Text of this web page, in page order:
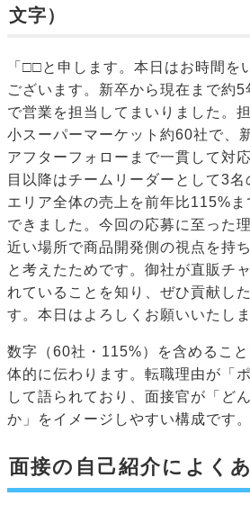
文字）
「□□と申します。本日はお時間を
ございます。新卒から現在まで約
で営業を担当してまいりました。
小スーパーマーケット約60社で、
アフターフォローまで一貫して対
目以降はチームリーダーとして3名
エリア全体の売上を前年比115%
できました。今回の応募に至った
近い場所で商品開発側の視点を持
と考えたためです。御社が直販チ
れていることを知り、ぜひ貢献し
す。本日はよろしくお願いいたしま
数字（60社・115%）を含めるこ
体的に伝わります。転職理由が「
して語られており、面接官が「ど
か」をイメージしやすい構成です。
面接の自己紹介によく